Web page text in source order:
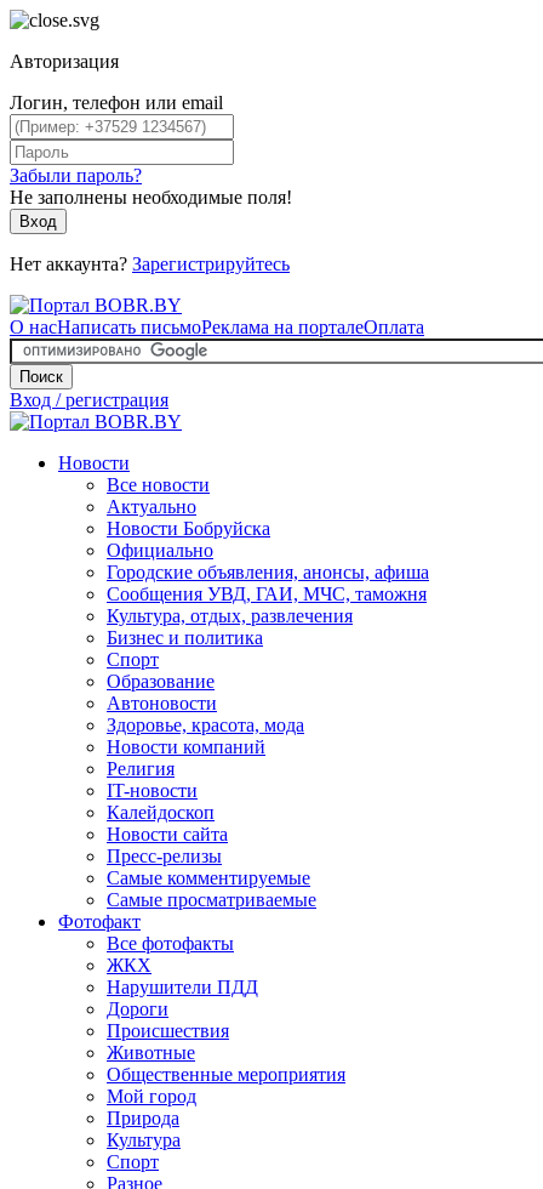
Авторизация
Логин, телефон или email
Забыли пароль?
Не заполнены необходимые поля!
Вход
Нет аккаунта? Зарегистрируйтесь
О насНаписать письмоРеклама на порталеОплата
Поиск
Вход / регистрация
Новости
Все новости
Актуально
Новости Бобруйска
Официально
Городские объявления, анонсы, афиша
Сообщения УВД, ГАИ, МЧС, таможня
Культура, отдых, развлечения
Бизнес и политика
Спорт
Образование
Автоновости
Здоровье, красота, мода
Новости компаний
Религия
IT-новости
Калейдоскоп
Новости сайта
Пресс-релизы
Самые комментируемые
Самые просматриваемые
Фотофакт
Все фотофакты
ЖКХ
Нарушители ПДД
Дороги
Происшествия
Животные
Общественные мероприятия
Мой город
Природа
Культура
Спорт
Разное